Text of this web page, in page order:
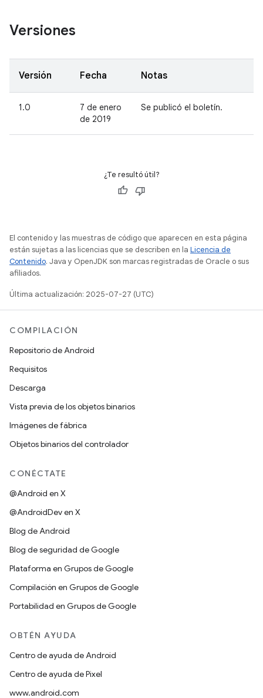
Versiones
Versión Fecha Notas
1.0
7 de enero
de 2019
Se publicó el boletín.
¿Te resultó útil?
El contenido y las muestras de código que aparecen en esta página
están sujetas a las licencias que se describen en la Licencia de
Contenido. Java y OpenJDK son marcas registradas de Oracle o sus
afiliados.
Última actualización: 2025-07-27 (UTC)
COMPILACIÓN
Repositorio de Android
Requisitos
Descarga
Vista previa de los objetos binarios
Imágenes de fábrica
Objetos binarios del controlador
CONÉCTATE
@Android en X
@AndroidDev en X
Blog de Android
Blog de seguridad de Google
Plataforma en Grupos de Google
Compilación en Grupos de Google
Portabilidad en Grupos de Google
OBTÉN AYUDA
Centro de ayuda de Android
Centro de ayuda de Pixel
www.android.com